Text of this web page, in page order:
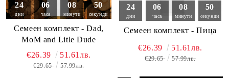
24
дни
06
часа
08
минути
49
секунди
Семеен комплект - Dad,
MoM and Litle Dude
€26.39 51.61лв.
€29.65 57.99лв.
24
дни
06
часа
08
минути
49
секунди
Семеен комплект - Пица
€26.39 51.61лв.
€29.65 57.99лв.